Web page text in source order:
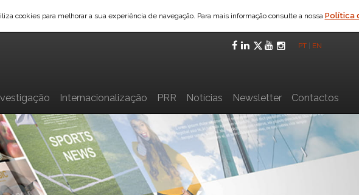
cookies para melhorar a sua experiência de navegação. Para mais informação consulte a nossa Política
Facebook
LinkedIn
Twitter
YouTube
PT EN
Internacionalização PRR Notícias Newsletter Contactos